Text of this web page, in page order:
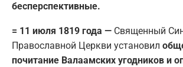
бесперспективные.
= 11 июля 1819 года — Священный
Православной Церкви установил
почитание Валаамских угодников и